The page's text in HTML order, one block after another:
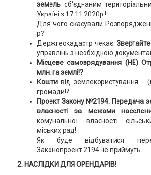
земельоб‘єднаним
Україні з 17.11.2020р.!
Для чого скасували
р?
Держгеокадастр чекає.
управлінь з необхідною
Місцеве самоврядування (НЕ)
млн. га землі!?
Коштивід землекористування -
громади!?
Проект Закону №2194. Передача
власності за межами
комунальної власності
міських рад!
Як буде відбуватися
Законопроект 2194 не приймуть.
2. НАСЛІДКИ ДЛЯ ОРЕНДАРІВ!